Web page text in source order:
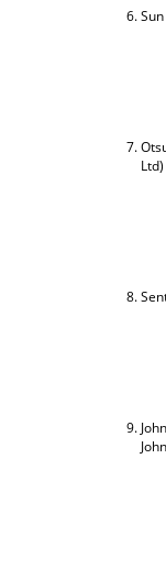
Ltd)